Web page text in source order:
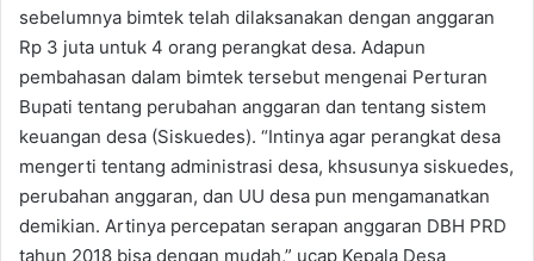
sebelumnya bimtek telah dilaksanakan dengan anggaran
Rp 3 juta untuk 4 orang perangkat desa. Adapun
pembahasan dalam bimtek tersebut mengenai Perturan
Bupati tentang perubahan anggaran dan tentang sistem
keuangan desa (Siskuedes). “Intinya agar perangkat desa
mengerti tentang administrasi desa, khsusunya siskuedes,
perubahan anggaran, dan UU desa pun mengamanatkan
demikian. Artinya percepatan serapan anggaran DBH PRD
tahun 2018 bisa dengan mudah,” ucap Kepala Desa